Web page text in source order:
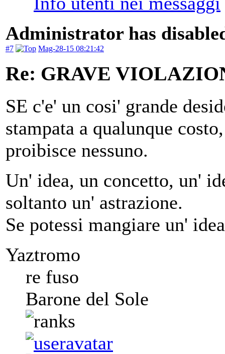
Administrator has
#7 Mag-28-15 08:21:42
Re: GRAVE
SE c'e' un cosi' grande
stampata a qualunque
proibisce nessuno.
Un' idea, un concetto, un'
soltanto un' astrazione.
Se potessi mangiare un'
Yaztromo
re fuso
Barone del Sole